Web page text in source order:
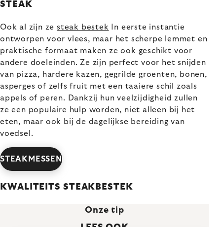
STEAK
Ook al zijn zesteak bestek In eerste instantie
ontworpen voor vlees, maar het scherpe lemmet en
praktische formaat maken ze ook geschikt voor
andere doeleinden. Ze zijn perfect voor het snijden
van pizza, hardere kazen, gegrilde groenten, bonen,
asperges of zelfs fruit met een taaiere schil zoals
appels of peren. Dankzij hun veelzijdigheid zullen
ze een populaire hulp worden, niet alleen bij het
eten, maar ook bij de dagelijkse bereiding van
voedsel.
STEAKMESSEN
KWALITEITS STEAKBESTEK
Onze tip